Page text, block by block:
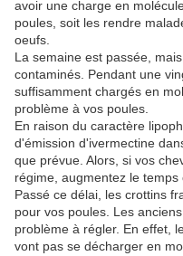
avoir une charge en
poules, soit les rendre
oeufs.
La semaine est passée,
contaminés. Pendant une
suffisamment chargés en
problème à vos poules.
En raison du caractère
d'émission d'ivermectine
que prévue. Alors, si vos
régime, augmentez le
Passé ce délai, les crottins
pour vos poules. Les
problème à régler. En effet,
vont pas se décharger en